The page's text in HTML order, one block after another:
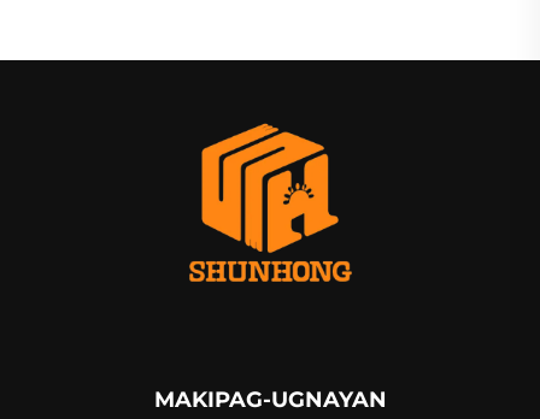
MAKIPAG-UGNAYAN